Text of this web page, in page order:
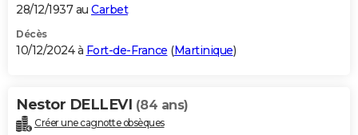
28/12/1937 au Carbet
Décès
10/12/2024 à Fort-de-France (Martinique)
Nestor DELLEVI (84 ans)
Créer une cagnotte obsèques